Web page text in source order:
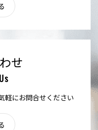
せ
軽にお問合せください